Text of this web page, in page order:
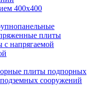
400х400
плиты
напрягаемой
плиты подпорных
сооружений